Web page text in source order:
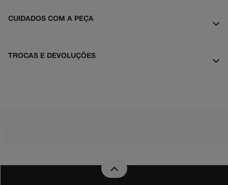
CUIDADOS COM A PEÇA
TROCAS E DEVOLUÇÕES